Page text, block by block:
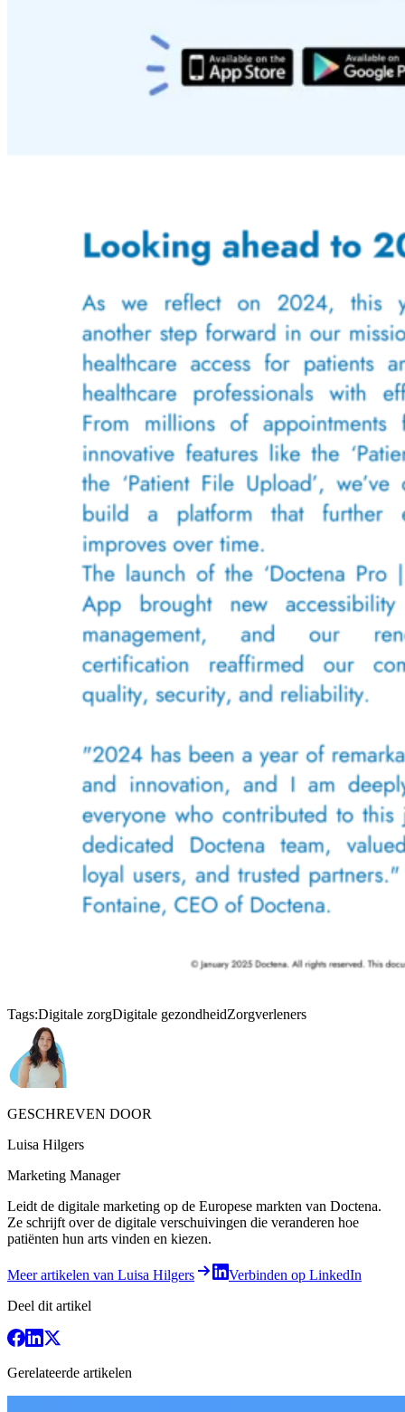
Tags:Digitale zorgDigitale gezondheidZorgverleners
GESCHREVEN DOOR
Luisa Hilgers
Marketing Manager
Leidt de digitale marketing op de Europese markten van Doctena.
Ze schrijft over de digitale verschuivingen die veranderen hoe
patiënten hun arts vinden en kiezen.
Meer artikelen van Luisa Hilgers
Verbinden op LinkedIn
Deel dit artikel
Gerelateerde artikelen